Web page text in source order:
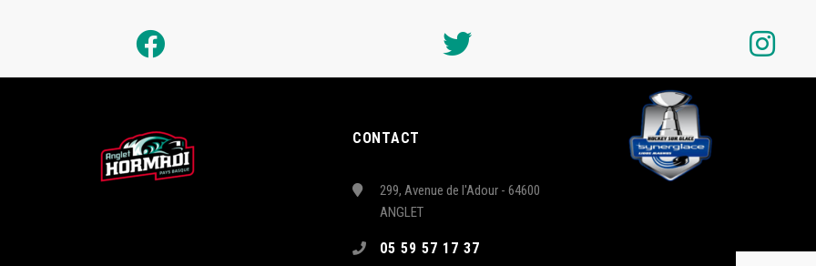
CONTACT
299, Avenue de l'Adour - 64600
ANGLET
05 59 57 17 37